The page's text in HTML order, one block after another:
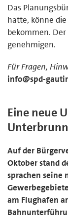
Das
hatte, könne
bekommen.
genehmigen.
Für Fragen,
info@spd-
Eine neue
Auf der
Oktober stand
sprachen seine
am Flughafen